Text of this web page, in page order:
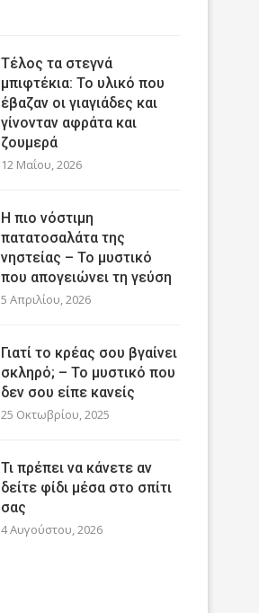
Τέλος τα στεγνά
μπιφτέκια: Το υλικό που
έβαζαν οι γιαγιάδες και
γίνονταν αφράτα και
ζουμερά
12 Μαΐου, 2026
Η πιο νόστιμη
πατατοσαλάτα της
νηστείας – Το μυστικό
που απογειώνει τη γεύση
5 Απριλίου, 2026
Γιατί το κρέας σου βγαίνει
σκληρό; – Το μυστικό που
δεν σου είπε κανείς
25 Οκτωβρίου, 2025
Τι πρέπει να κάνετε αν
δείτε φίδι μέσα στο σπίτι
σας
4 Αυγούστου, 2026